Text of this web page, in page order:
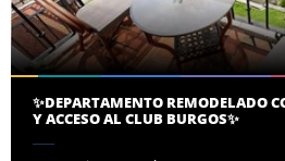
✨DEPARTAMENTO REMODELADO
Y ACCESO AL CLUB BURGOS✨